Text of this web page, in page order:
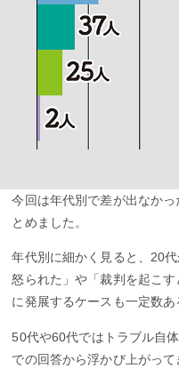
今回は年代別で差が出なか
とめました。
年代別に細かく見ると、20
怒られた」や「裁判を起こ
に発展するケースも一定数あ
50代や60代ではトラブル自
での回答から浮かび上がっ